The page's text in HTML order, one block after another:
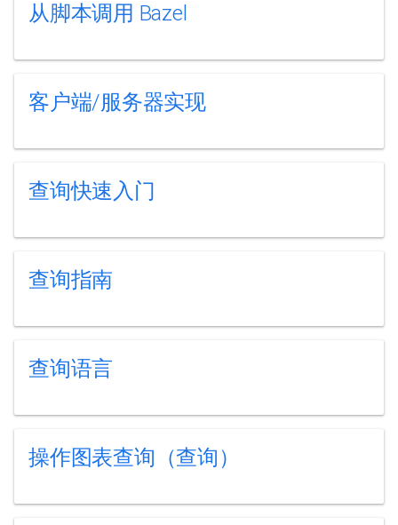
从脚本调用 Bazel
客户端/服务器实现
查询快速入门
查询指南
查询语言
操作图表查询（查询）